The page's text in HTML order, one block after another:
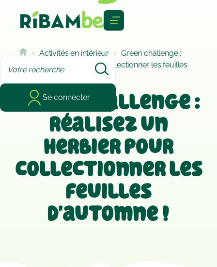
Se connecter
Activités en intérieur
Green challenge :
réalisez un herbier pour collectionner les feuilles
Green challenge :
réalisez un
herbier pour
collectionner les
feuilles
d’automne !
Cookies management panel